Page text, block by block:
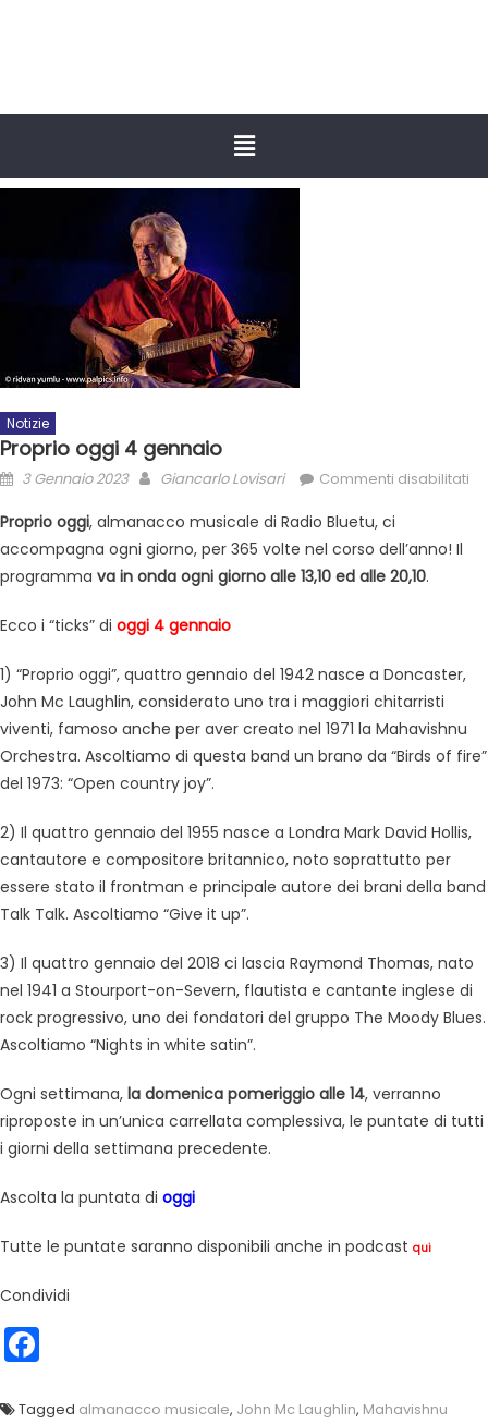
Notizie
Proprio oggi 4 gennaio
3 Gennaio 2023 Giancarlo Lovisari Commenti disabilitati
Proprio oggi, almanacco musicale di Radio Bluetu, ci
accompagna ogni giorno, per 365 volte nel corso dell’anno! Il
programma va in onda ogni giorno alle 13,10 ed alle 20,10.
Ecco i “ticks” di oggi 4 gennaio
1) “Proprio oggi”, quattro gennaio del 1942 nasce a Doncaster,
John Mc Laughlin, considerato uno tra i maggiori chitarristi
viventi, famoso anche per aver creato nel 1971 la Mahavishnu
Orchestra. Ascoltiamo di questa band un brano da “Birds of fire”
del 1973: “Open country joy”.
2) Il quattro gennaio del 1955 nasce a Londra Mark David Hollis,
cantautore e compositore britannico, noto soprattutto per
essere stato il frontman e principale autore dei brani della band
Talk Talk. Ascoltiamo “Give it up”.
3) Il quattro gennaio del 2018 ci lascia Raymond Thomas, nato
nel 1941 a Stourport-on-Severn, flautista e cantante inglese di
rock progressivo, uno dei fondatori del gruppo The Moody Blues.
Ascoltiamo “Nights in white satin”.
Ogni settimana, la domenica pomeriggio alle 14, verranno
riproposte in un’unica carrellata complessiva, le puntate di tutti
i giorni della settimana precedente.
Ascolta la puntata di oggi
Tutte le puntate saranno disponibili anche in podcast qui
Condividi
Tagged almanacco musicale, John Mc Laughlin, Mahavishnu